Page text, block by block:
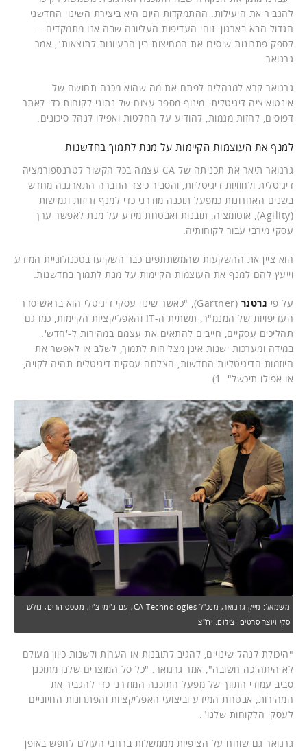
להגביר את היעילות. ההתמקדות היום היא ביצירת השינוי החדשני
הגדול הבא בארגון. זוהי העדיפות העליונה שבה אנו מתמקדים –
לספק פתרונות שיסירו את המחיצות בין הרעיונות לתוצאות", אמר
גרגואר.
גרגואר קרא למנהלים לפתח את מה שהוא מכנה תחושה של
אינטואיציה דיגיטלית: מינוף מספר עצום של נתוני לקוחות כדי לאתר
דפוסים, לחזות מגמות, להודיע על החלטות ואפילו לנהל סיכונים.
למנף את העוצמות הקיימות על מנת לתמוך בחדשנות
גרגואר תיאר את תכניתה של CA עצמה בכל הקשור לטרנספורמציה
דיגיטלית ולחוויות דיגיטליות, והסביר כיצד החברה התארגנה מחדש
בשנים האחרונות כמפעל תוכנה מודרני כדי למנף זריזות וגמישות
(Agility), אוטומציה, תובנות ואבטחת מידע על מנת לאפשר ערך
עסקי מירבי עבור לקוחותיה.
הוא ציין את ההשקעות שהמשתתפים כבר השקיעו בטכנולוגיית המידע
וייעץ להם למנף את העוצמות הקיימות על מנת לתמוך בחדשנות.
על פי גרטנר
(Gartner), "כאשר שינוי עסקי דיגיטלי הוא בראש סדר
העדיפויות של המנמ"ר, תשתית ה-IT והאפליקציות הקיימות, כמו גם
תהליכים עסקיים, חייבים להתאים את עצמם במהירות ל-'חדש'.
במידה ומערכות ישנות אינן מצליחות לתמוך, לשלב או לאפשר את
היוזמות הדיגיטליות החדשות, הצלחה עסקית דיגיטלית תהיה לקויה,
או אפילו תיכשל". 1)
משמאל: מייק גרגואר, מנכ"ל CA Technologies, עם ג'ימי צ'יו, מטפס הרים, גולש
סקי ויוצר סרטים. צילום: יח"צ
"היכולת לנהל שינויים, להגיב לתובנות או הערות ולשנות כיוון מעולם
לא היתה כה חשובה", אמר גרגואר. "כל סל המוצרים שלנו מתוכנן
סביב עמודי התווך של מפעל התוכנה המודרני כדי להגביר את
המהירות, אבטחת המידע וביצועי האפליקציות והפתרונות החיוניים
לעסקי הלקוחות שלנו".
גרגואר גם שוחח על הציפיות מממשלות ברחבי העולם לחפש באופן